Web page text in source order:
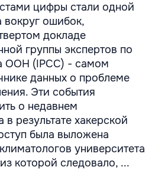
цифры стали одной
вокруг ошибок,
докладе
группы экспертов по
ООН (IPCC) - самом
данных о проблеме
Эти события
о недавнем
в результате хакерской
была выложена
университета
которой следовало, ...